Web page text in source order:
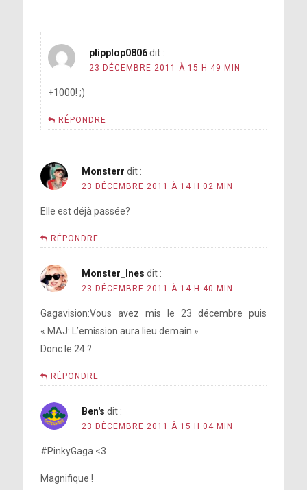
plipplop0806 dit :
23 DÉCEMBRE 2011 À 15 H 49 MIN
+1000! ;)
RÉPONDRE
Monsterr dit :
23 DÉCEMBRE 2011 À 14 H 02 MIN
Elle est déjà passée?
RÉPONDRE
Monster_Ines dit :
23 DÉCEMBRE 2011 À 14 H 40 MIN
Gagavision:Vous avez mis le 23 décembre puis
« MAJ: L’emission aura lieu demain »
Donc le 24 ?
RÉPONDRE
Ben's dit :
23 DÉCEMBRE 2011 À 15 H 04 MIN
#PinkyGaga <3
Magnifique !